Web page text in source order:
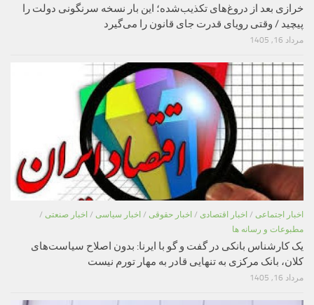
خرازی بعد از دروغ‌های تکذیب‌شده؛ این بار نسخه سرنگونی دولت را
پیچید / وقتی رویای قدرت جای قانون را می‌گیرد
مرداد 16, 1405
اخبار اجتماعی / اخبار اقتصادی / اخبار حقوقی / اخبار سیاسی / اخبار صنعتی /
مطبوعات و رسانه ها
یک کارشناس بانکی در گفت و گو با ایرنا: بدون اصلاح سیاست‌های
کلان، بانک مرکزی به تنهایی قادر به مهار تورم نیست
مرداد 16, 1405